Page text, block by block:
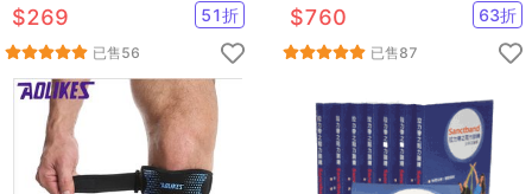
$269 51折
已售56
$760 63折
已售87